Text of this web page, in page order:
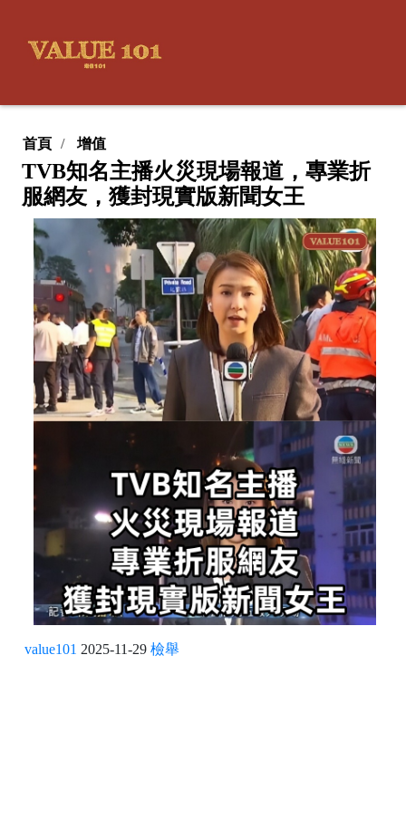
首頁 增值
TVB知名主播火災現場報道，專業折
服網友，獲封現實版新聞女王
value101 2025-11-29 檢舉